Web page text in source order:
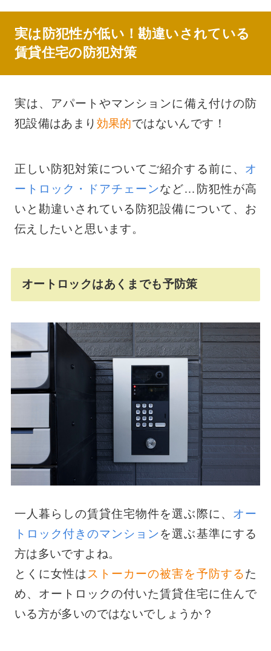
実は防犯性が低い！勘違いされている
賃貸住宅の防犯対策
実は、アパートやマンションに備え付けの防
犯設備はあまり 効果的ではないんです！
正しい防犯対策についてご紹介する前に、 オ
ートロック・ドアチェーンなど…防犯性が高
いと勘違いされている防犯設備について、お
伝えしたいと思います。
オートロックはあくまでも予防策
一人暮らしの賃貸住宅物件を選ぶ際に、 オー
トロック付きのマンションを選ぶ基準にする
方は多いですよね。
とくに女性はストーカーの被害を予防するた
め、オートロックの付いた賃貸住宅に住んで
いる方が多いのではないでしょうか？